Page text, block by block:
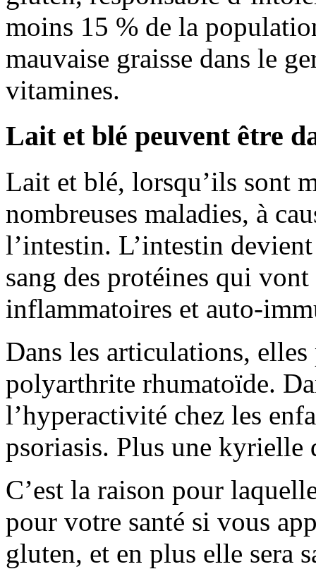
moins 15 % de la
mauvaise graisse dans le
vitamines.
Lait et blé peuvent être
Lait et blé, lorsqu’ils sont
nombreuses maladies, à
l’intestin. L’intestin
sang des protéines qui
inflammatoires et auto-
Dans les articulations,
polyarthrite rhumatoïde.
l’hyperactivité chez les
psoriasis. Plus une kyrielle
C’est la raison pour
pour votre santé si vous
gluten, et en plus elle sera